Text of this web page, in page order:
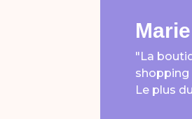
"La
shopping
Le plus